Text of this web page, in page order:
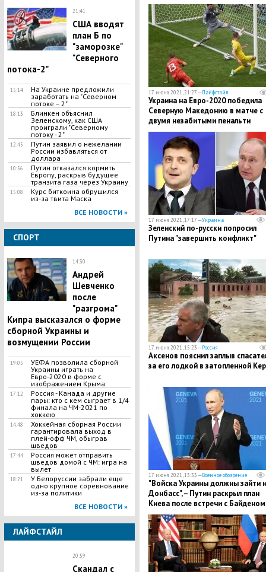
21:41
США вводят
план Б по
"заморозке"
"Северного
потока-2"
15:14
На Украине предложили
заработать на "Северном
потоке – 2"
18:13
Блинкен объяснил
Зеленскому, как США
проиграли "Северному
потоку - 2"
12:45
Путин заявил о нежелании
России избавляться от
доллара
10:56
Путин отказался кормить
Европу, раскрыв будущее
транзита газа через Украину
15:08
Курс биткоина обрушился
из-за твита Маска
ВСЕ НОВОСТИ »
СПОРТ
14:30
Андрей
Шевченко
после
"разгрома"
Кипра высказался о форме
сборной Украины и
возмущении России
19:05
УЕФА позволила сборной
Украины играть на
Евро-2020 в форме с
изображением Крыма
17:12
Россия - Канада и другие
пары: кто с кем сыграет в 1/4
финала на ЧМ-2021 по
хоккею
14:48
Хоккейная сборная России
гарантировала выход в
плей-офф ЧМ, обыграв
шведов
17:44
Россия может отправить
шведов домой с ЧМ: игра на
вылет
18:21
У Белоруссии забрали еще
одно крупное соревнование
из-за политики
ВСЕ НОВОСТИ »
ЛАЙФСТАЙЛ
20:59
Скандал с
17 июня 2021, 21:27 —Лайфстайл
Украина на Евро-2020 победила
Северную Македонию в матче с
двумя незабитыми пенальти
17 июня 2021, 17:17 —Украина
Зеленский по-русски попросил
Путина "завершить конфликт"
17 июня 2021, 15:23 —Россия
Аксенов пояснил заплыв
за его лодкой в затопленной
17 июня 2021, 13:33 —Военное обозрение
"Войска Украины должны зайти
Донбасс", – Путин раскрыл план
Киева после встречи с Байденом